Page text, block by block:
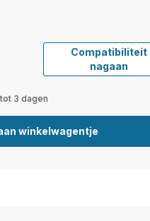
Compatibiliteit
nagaan
3 dagen
winkelwagentje